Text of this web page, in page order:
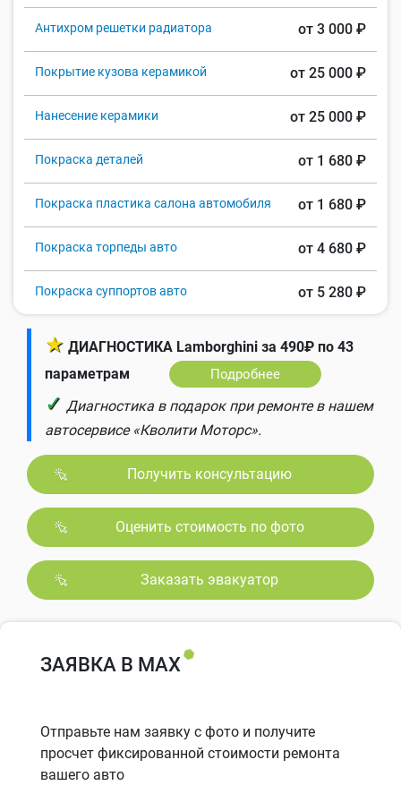
Антихром решетки радиатора от 3 000 ₽
Покрытие кузова керамикой от 25 000 ₽
Нанесение керамики от 25 000 ₽
Покраска деталей от 1 680 ₽
Покраска пластика салона автомобиля от 1 680 ₽
Покраска торпеды авто от 4 680 ₽
Покраска суппортов авто от 5 280 ₽
★ ДИАГНОСТИКА Lamborghini за 490₽ по 43
параметрам
Подробнее
✓ Диагностика в подарок при ремонте в нашем
автосервисе «Кволити Моторс».
Получить консультацию
Оценить стоимость по фото
Заказать эвакуатор
ЗАЯВКА В MAX
Отправьте нам заявку с фото и получите
просчет фиксированной стоимости ремонта
вашего авто